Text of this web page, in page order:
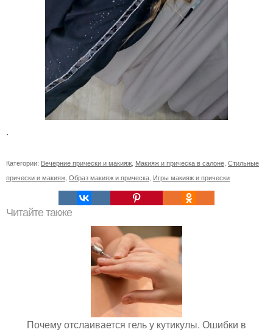
.
Категории: Вечерние прически и макияж Макияж и прическа в салоне Стильные
прически и макияж Образ макияж и прическа Игры макияж и прически
Читайте также
Почему отслаивается гель у кутикулы. Ошибки в